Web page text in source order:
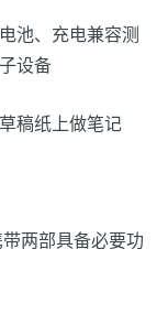
池、充电兼容测
设备
稿纸上做笔记
两部具备必要功